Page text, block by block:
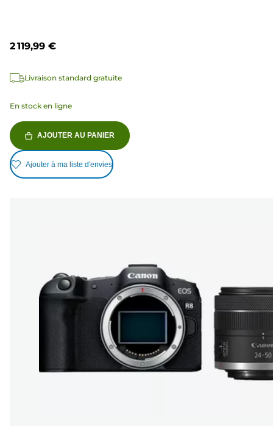
2 119,99 €
Livraison standard gratuite
En stock en ligne
AJOUTER AU PANIER
Ajouter à ma liste d'envies